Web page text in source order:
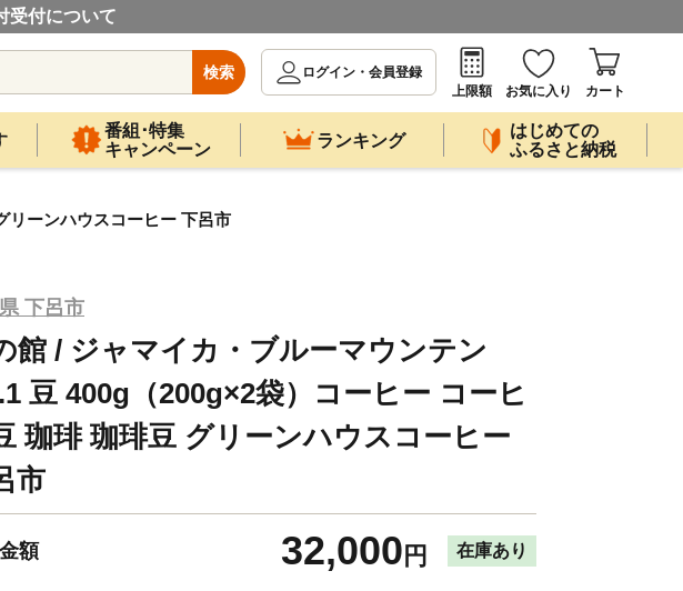
受付について
検索
ログイン・会員登録
上限額
お気に入り カート
番組･特集
キャンペーン
ランキング
はじめての
ふるさと納税
リーンハウスコーヒー 下呂市
下呂市
館 / ジャマイカ・ブルーマウンテン
豆 400g（200g×2袋）コーヒー コーヒ
珈琲 珈琲豆 グリーンハウスコーヒー
市
額 32,000 円 在庫あり